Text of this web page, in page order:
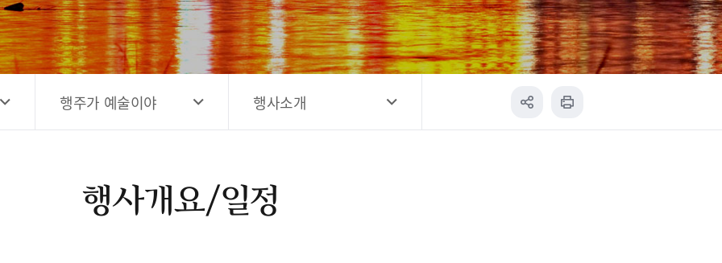
고양시 예술창작공간 해움
고양시 예술창작공간 새들
홍보영상
전자관광지도 다도라
관광안내홍보물
행주가 예술이야 행사소개
행사개요/일정